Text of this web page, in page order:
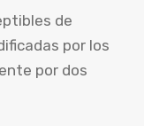
de
por los
por dos